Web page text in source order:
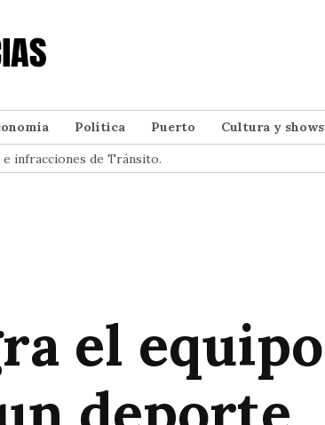
Política Puerto
Cultura y shows
e infracciones de Tránsito.
el equipo